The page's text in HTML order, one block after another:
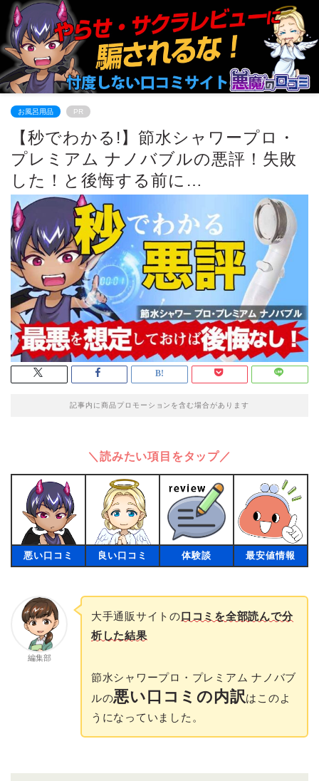
お風呂用品 PR
【秒でわかる!】節水シャワープロ・
プレミアム ナノバブルの悪評！失敗
した！と後悔する前に…
記事内に商品プロモーションを含む場合があります
＼読みたい項目をタップ／
悪い口コミ 良い口コミ 体験談 最安値情報
編集部
大手通販サイトの口コミを全部読んで分
析した結果
節水シャワープロ・プレミアム ナノバブ
ルの悪い口コミの内訳はこのよ
うになっていました。